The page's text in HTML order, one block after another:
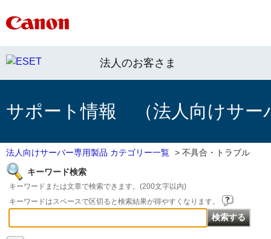
法人のお客さま
サポート情報 （法人向けサー
法人向けサーバー専用製品 カテゴリー一覧 > 不具合・トラブル
キーワード検索
キーワードまたは文章で検索できます。(200文字以内)
キーワードはスペースで区切ると検索結果が得やすくなります。